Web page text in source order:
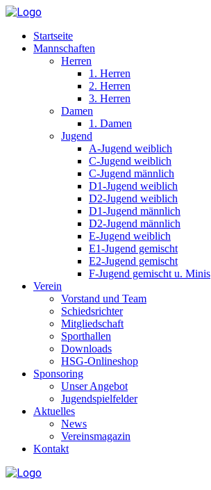
Startseite
Mannschaften
Herren
1. Herren
2. Herren
3. Herren
Damen
1. Damen
Jugend
A-Jugend weiblich
C-Jugend weiblich
C-Jugend männlich
D1-Jugend weiblich
D2-Jugend weiblich
D1-Jugend männlich
D2-Jugend männlich
E-Jugend weiblich
E1-Jugend gemischt
E2-Jugend gemischt
F-Jugend gemischt u. Minis
Verein
Vorstand und Team
Schiedsrichter
Mitgliedschaft
Sporthallen
Downloads
HSG-Onlineshop
Sponsoring
Unser Angebot
Jugendspielfelder
Aktuelles
News
Vereinsmagazin
Kontakt